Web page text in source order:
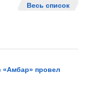
Весь список
«Амбар» провел